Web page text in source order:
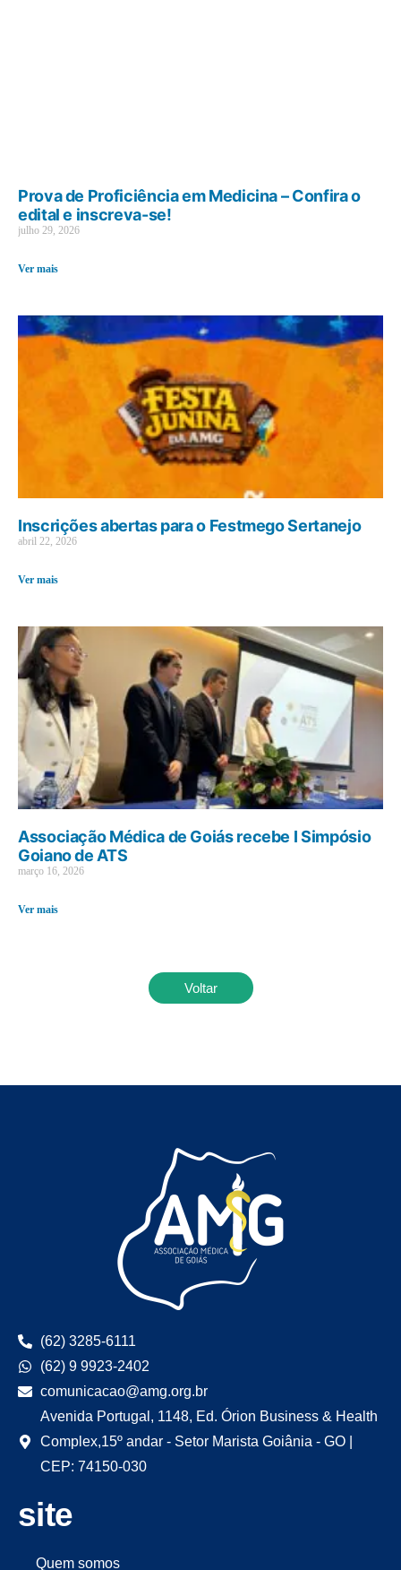
Prova de Proficiência em Medicina – Confira o
edital e inscreva-se!
julho 29, 2026
Ver mais
Inscrições abertas para o Festmego Sertanejo
abril 22, 2026
Ver mais
Associação Médica de Goiás recebe I Simpósio
Goiano de ATS
março 16, 2026
Ver mais
Voltar
(62) 3285-6111
(62) 9 9923-2402
comunicacao@amg.org.br
Avenida Portugal, 1148, Ed. Órion Business & Health
Complex,15º andar - Setor Marista Goiânia - GO |
CEP: 74150-030
site
Quem somos